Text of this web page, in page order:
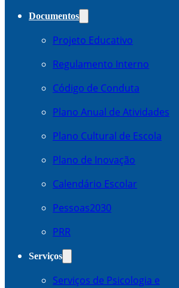
Documentos
Projeto Educativo
Regulamento Interno
Código de Conduta
Plano Anual de Atividades
Plano Cultural de Escola
Plano de Inovação
Calendário Escolar
Pessoas2030
PRR
Serviços
Serviços de Psicologia e